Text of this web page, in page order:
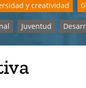
y creatividad
Juventud